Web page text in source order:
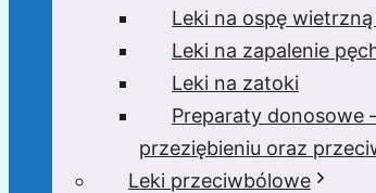
Leki na ospę wietrzną
Leki na zapalenie
Leki na zatoki
Preparaty donosowe
przeziębieniu oraz
Leki przeciwbólowe